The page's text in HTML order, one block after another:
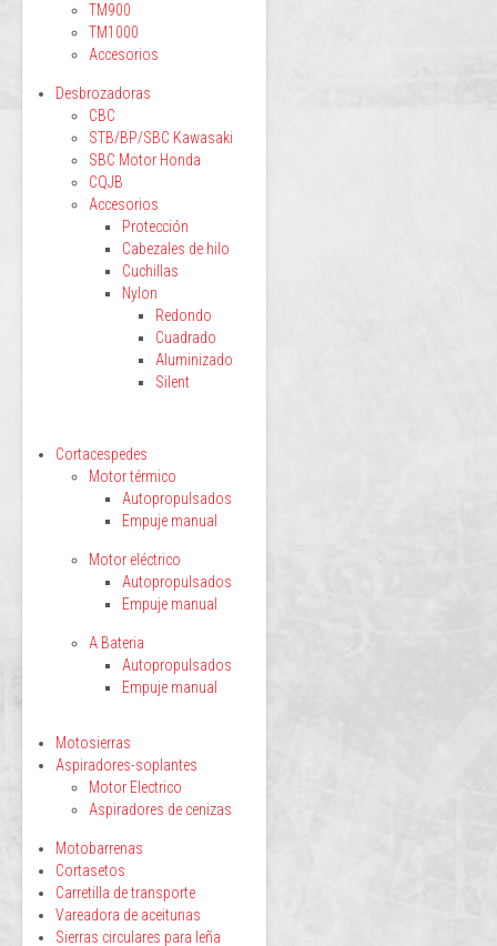
TM900
TM1000
Accesorios
Desbrozadoras
CBC
STB/BP/SBC Kawasaki
SBC Motor Honda
CQJB
Accesorios
Protección
Cabezales de hilo
Cuchillas
Nylon
Redondo
Cuadrado
Aluminizado
Silent
Cortacespedes
Motor térmico
Autopropulsados
Empuje manual
Motor eléctrico
Autopropulsados
Empuje manual
A Bateria
Autopropulsados
Empuje manual
Motosierras
Aspiradores-soplantes
Motor Electrico
Aspiradores de cenizas
Motobarrenas
Cortasetos
Carretilla de transporte
Vareadora de aceitunas
Sierras circulares para leña